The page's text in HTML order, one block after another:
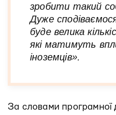
зробити такий
Дуже
буде велика
які матимуть
іноземців».
За словами програмної